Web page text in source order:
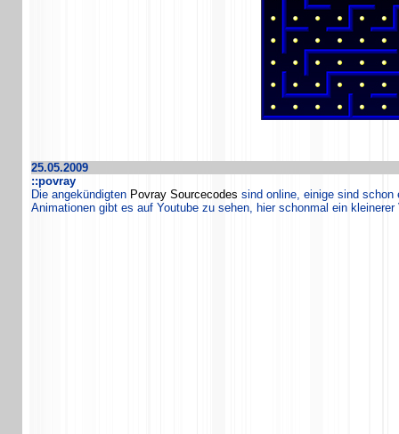
25.05.2009
::povray
Die angekündigten Povray Sourcecodes sind online, einige sind
Animationen gibt es auf Youtube zu sehen, hier schonmal ein kleinerer